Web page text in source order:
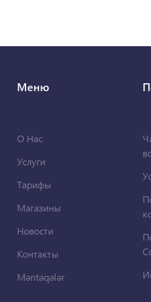
Меню
О Нас
Услуги
Тарифы
Магазины
Новости
Контакты
Məntəqələr